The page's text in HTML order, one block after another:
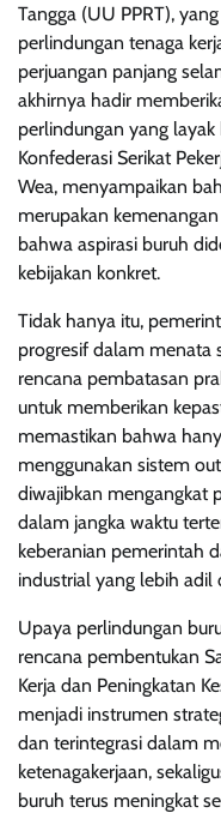
Tangga (UU PPRT),
perlindungan tenaga
perjuangan panjang
akhirnya hadir
perlindungan yang layak
Konfederasi Serikat
Wea, menyampaikan
merupakan
bahwa aspirasi buruh
kebijakan konkret.
Tidak hanya itu,
progresif dalam menata
rencana pembatasan
untuk memberikan
memastikan bahwa
menggunakan sistem
diwajibkan mengangkat
dalam jangka waktu
keberanian pemerintah
industrial yang lebih adil
Upaya perlindungan
rencana pembentukan
Kerja dan Peningkatan
menjadi instrumen
dan terintegrasi dalam
ketenagakerjaan,
buruh terus meningkat